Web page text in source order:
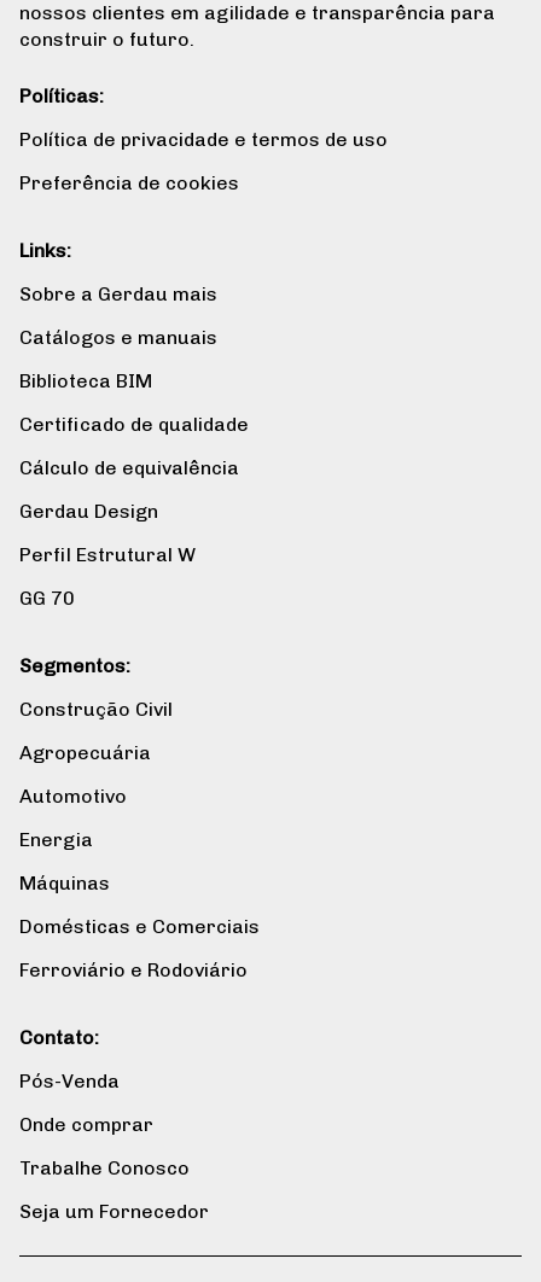
nossos clientes em agilidade e transparência para
construir o futuro.
Políticas:
Política de privacidade e termos de uso
Preferência de cookies
Links:
Sobre a Gerdau mais
Catálogos e manuais
Biblioteca BIM
Certificado de qualidade
Cálculo de equivalência
Gerdau Design
Perfil Estrutural W
GG 70
Segmentos:
Construção Civil
Agropecuária
Automotivo
Energia
Máquinas
Domésticas e Comerciais
Ferroviário e Rodoviário
Contato:
Pós-Venda
Onde comprar
Trabalhe Conosco
Seja um Fornecedor